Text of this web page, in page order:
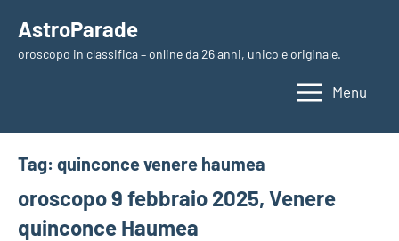
contenuto
AstroParade
oroscopo in classifica – online da 26 anni, unico e originale.
Menu
Tag: quinconce venere haumea
oroscopo 9 febbraio 2025, Venere
quinconce Haumea